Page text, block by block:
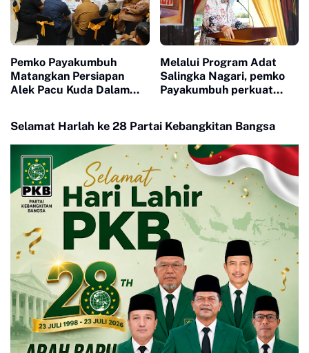
Pemko Payakumbuh
Matangkan Persiapan
Alek Pacu Kuda Dalam
Melalui Program Adat
Salingka Nagari, pemko
Payakumbuh perkuat
Selamat Harlah ke 28 Partai Kebangkitan Bangsa